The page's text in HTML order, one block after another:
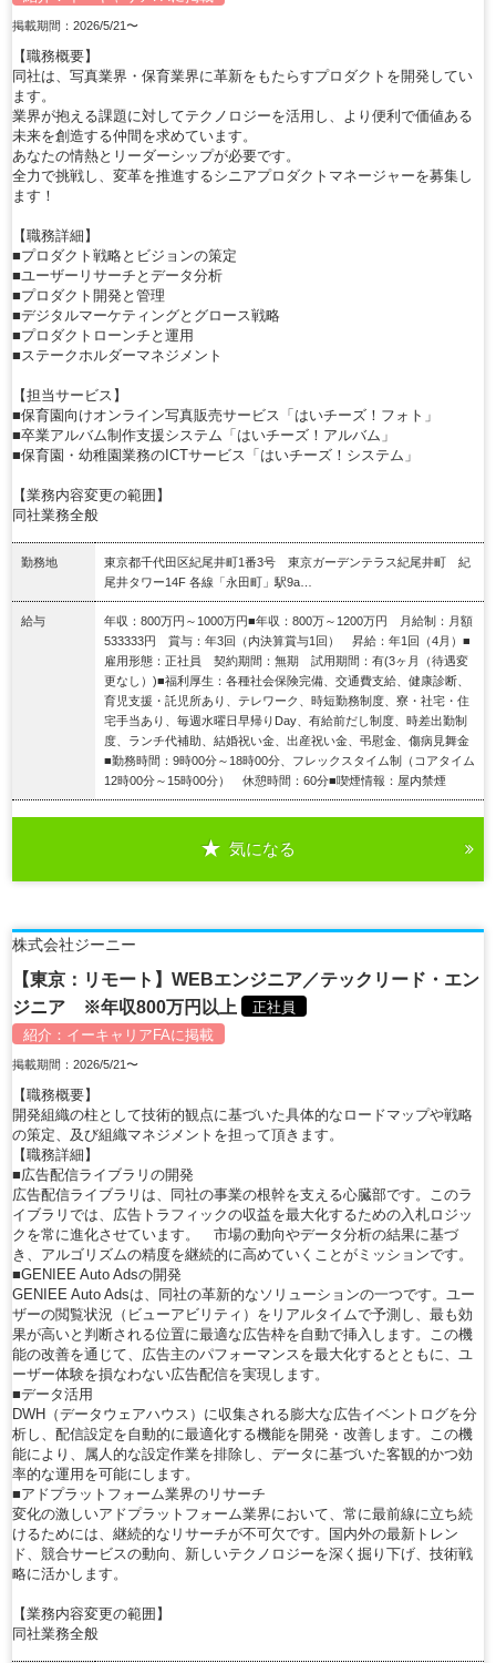
掲載期間：2026/5/21〜
【職務概要】
同社は、写真業界・保育業界に革新をもたらすプロダクトを開発してい
ます。
業界が抱える課題に対してテクノロジーを活用し、より便利で価値ある
未来を創造する仲間を求めています。
あなたの情熱とリーダーシップが必要です。
全力で挑戦し、変革を推進するシニアプロダクトマネージャーを募集し
ます！
【職務詳細】
■プロダクト戦略とビジョンの策定
■ユーザーリサーチとデータ分析
■プロダクト開発と管理
■デジタルマーケティングとグロース戦略
■プロダクトローンチと運用
■ステークホルダーマネジメント
【担当サービス】
■保育園向けオンライン写真販売サービス「はいチーズ！フォト」
■卒業アルバム制作支援システム「はいチーズ！アルバム」
■保育園・幼稚園業務のICTサービス「はいチーズ！システム」
【業務内容変更の範囲】
同社業務全般
勤務地
東京都千代田区紀尾井町1番3号 東京ガーデンテラス紀尾井町 紀
尾井タワー14F 各線「永田町」駅9a…
給与
年収：800万円～1000万円■年収：800万～1200万円 月給制：月額
533333円 賞与：年3回（内決算賞与1回） 昇給：年1回（4月）■
雇用形態：正社員 契約期間：無期 試用期間：有(3ヶ月（待遇変
更なし）)■福利厚生：各種社会保険完備、交通費支給、健康診断、
育児支援・託児所あり、テレワーク、時短勤務制度、寮・社宅・住
宅手当あり、毎週水曜日早帰りDay、有給前だし制度、時差出勤制
度、ランチ代補助、結婚祝い金、出産祝い金、弔慰金、傷病見舞金
■勤務時間：9時00分～18時00分、フレックスタイム制（コアタイム
12時00分～15時00分） 休憩時間：60分■喫煙情報：屋内禁煙
気になる
株式会社ジーニー
【東京：リモート】WEBエンジニア／テックリード・エン
ジニア ※年収800万円以上
正社員
紹介： イーキャリアFAに掲載
掲載期間：2026/5/21〜
【職務概要】
開発組織の柱として技術的観点に基づいた具体的なロードマップや戦略
の策定、及び組織マネジメントを担って頂きます。
【職務詳細】
■広告配信ライブラリの開発
広告配信ライブラリは、同社の事業の根幹を支える心臓部です。このラ
イブラリでは、広告トラフィックの収益を最大化するための入札ロジッ
クを常に進化させています。 市場の動向やデータ分析の結果に基づ
き、アルゴリズムの精度を継続的に高めていくことがミッションです。
■GENIEE Auto Adsの開発
GENIEE Auto Adsは、同社の革新的なソリューションの一つです。ユー
ザーの閲覧状況（ビューアビリティ）をリアルタイムで予測し、最も効
果が高いと判断される位置に最適な広告枠を自動で挿入します。この機
能の改善を通じて、広告主のパフォーマンスを最大化するとともに、ユ
ーザー体験を損なわない広告配信を実現します。
■データ活用
DWH（データウェアハウス）に収集される膨大な広告イベントログを分
析し、配信設定を自動的に最適化する機能を開発・改善します。この機
能により、属人的な設定作業を排除し、データに基づいた客観的かつ効
率的な運用を可能にします。
■アドプラットフォーム業界のリサーチ
変化の激しいアドプラットフォーム業界において、常に最前線に立ち続
けるためには、継続的なリサーチが不可欠です。国内外の最新トレン
ド、競合サービスの動向、新しいテクノロジーを深く掘り下げ、技術戦
略に活かします。
【業務内容変更の範囲】
同社業務全般